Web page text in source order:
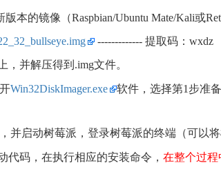
版本的镜像（Raspbian/Ubuntu Mate/Kali或
------------- 提取码：wxdz
，并解压得到.img文件。
Win32DiskImager.exe
软件，选择第1步准
并启动树莓派，登录树莓派的终端（可以
代码，在执行相应的安装命令， 在整个过程